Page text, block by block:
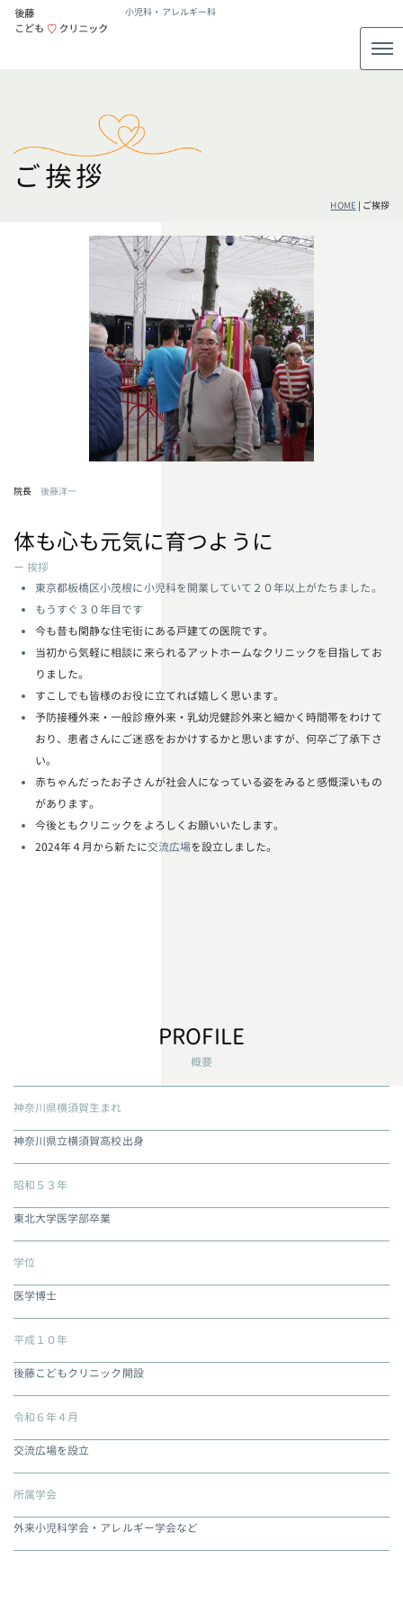
小児科・アレルギー科
ご挨拶
HOME| ご挨拶
院長 後藤洋一
体も心も元気に育つように
ー 挨拶
東京都板橋区小茂根に小児科を開業していて２０年以上がたちました。
もうすぐ３０年目です
今も昔も閑静な住宅街にある戸建ての医院です。
当初から気軽に相談に来られるアットホームなクリニックを目指してお
りました。
すこしでも皆様のお役に立てれば嬉しく思います。
予防接種外来・一般診療外来・乳幼児健診外来と細かく時間帯をわけて
おり、患者さんにご迷惑をおかけするかと思いますが、何卒ご了承下さ
い。
赤ちゃんだったお子さんが社会人になっている姿をみると感慨深いもの
があります。
今後ともクリニックをよろしくお願いいたします。
2024年４月から新たに交流広場を設立しました。
PROFILE
概要
神奈川県横須賀生まれ
神奈川県立横須賀高校出身
昭和５３年
東北大学医学部卒業
学位
医学博士
平成１０年
後藤こどもクリニック開設
令和６年４月
交流広場を設立
所属学会
外来小児科学会・アレルギー学会など